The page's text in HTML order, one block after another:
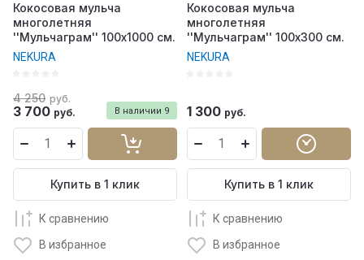
Кокосовая мульча
многолетняя
''Мульчаграм'' 100х1000 см.
NEKURA
В наличии 9
4 250 руб.
3 700 руб.
Купить в 1 клик
К сравнению
В избранное
Кокосовая мульча
многолетняя
''Мульчаграм'' 100х300 см.
NEKURA
1 300 руб.
Купить в 1 клик
К сравнению
В избранное